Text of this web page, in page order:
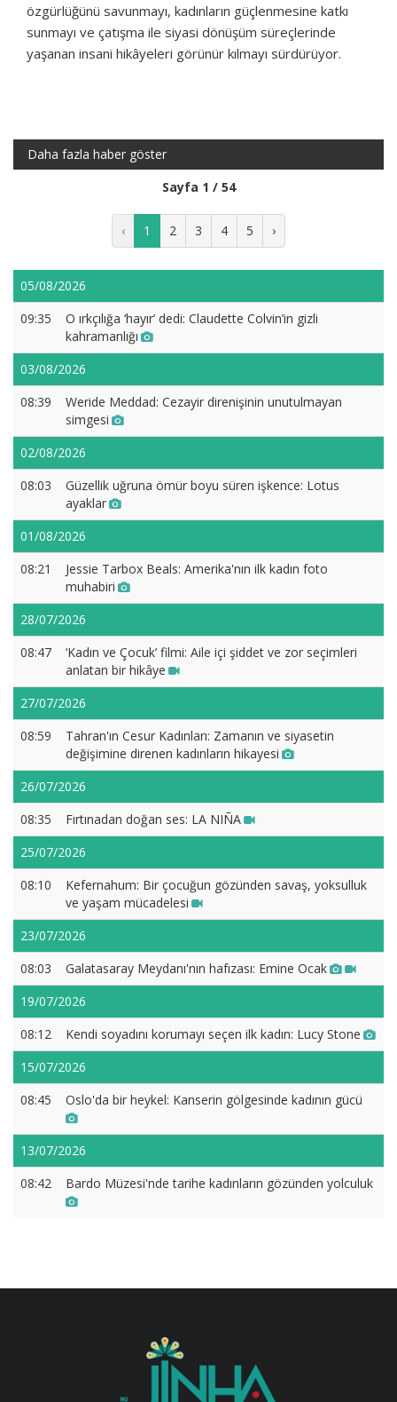
özgürlüğünü savunmayı, kadınların güçlenmesine katkı
sunmayı ve çatışma ile siyasi dönüşüm süreçlerinde
yaşanan insani hikâyeleri görünür kılmayı sürdürüyor.
Daha fazla haber göster
Sayfa 1 / 54
‹ 1 2 3 4 5 ›
05/08/2026
09:35
O ırkçılığa ‘hayır’ dedi: Claudette Colvin’in gizli
kahramanlığı
03/08/2026
08:39
Weride Meddad: Cezayir direnişinin unutulmayan
simgesi
02/08/2026
08:03
Güzellik uğruna ömür boyu süren işkence: Lotus
ayaklar
01/08/2026
08:21
Jessie Tarbox Beals: Amerika'nın ilk kadın foto
muhabiri
28/07/2026
08:47
‘Kadın ve Çocuk’ filmi: Aile içi şiddet ve zor seçimleri
anlatan bir hikâye
27/07/2026
08:59
Tahran'ın Cesur Kadınları: Zamanın ve siyasetin
değişimine direnen kadınların hikayesi
26/07/2026
08:35
Fırtınadan doğan ses: LA NIÑA
25/07/2026
08:10
Kefernahum: Bir çocuğun gözünden savaş, yoksulluk
ve yaşam mücadelesi
23/07/2026
08:03
Galatasaray Meydanı'nın hafızası: Emine Ocak
19/07/2026
08:12
Kendi soyadını korumayı seçen ilk kadın: Lucy Stone
15/07/2026
08:45
Oslo'da bir heykel: Kanserin gölgesinde kadının gücü
13/07/2026
08:42
Bardo Müzesi'nde tarihe kadınların gözünden yolculuk